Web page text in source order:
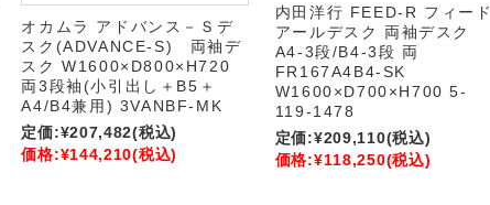
オカムラ アドバンス－Ｓデ
スク(ADVANCE-S) 両袖デ
スク W1600×D800×H720
両3段袖(小引出し＋B5＋
A4/B4兼用) 3VANBF-MK
定価:¥207,482(税込)
価格:¥144,210(税込)
内田洋行 FEED-R フィード
アールデスク 両袖デスク
A4-3段/B4-3段 両
FR167A4B4-SK
W1600×D700×H700 5-
119-1478
定価:¥209,110(税込)
価格:¥118,250(税込)